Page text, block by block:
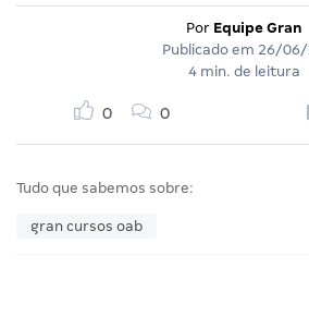
Por Equipe Gran
Publicado em 26/06/
4 min. de leitura
0 0
Tudo que sabemos sobre:
gran cursos oab